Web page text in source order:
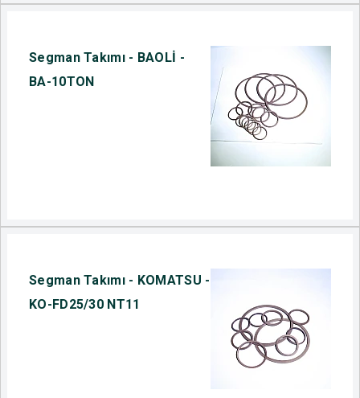
Segman Takımı - BAOLİ -
BA-10TON
Segman Takımı - KOMATSU -
KO-FD25/30 NT11